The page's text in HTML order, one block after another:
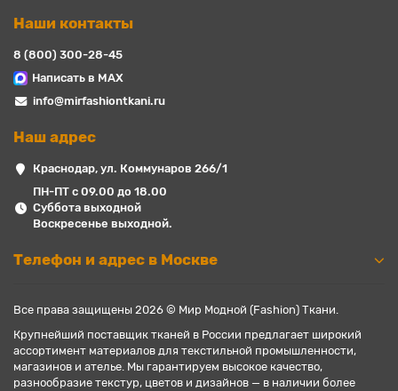
Наши контакты
8 (800) 300-28-45
Написать в MAX
info@mirfashiontkani.ru
Наш адрес
Краснодар, ул. Коммунаров 266/1
ПН-ПТ с 09.00 до 18.00
Суббота выходной
Воскресенье выходной.
Телефон и адрес в Москве
Все права защищены 2026 © Мир Модной (Fashion) Ткани.
Крупнейший поставщик тканей в России предлагает широкий
ассортимент материалов для текстильной промышленности,
магазинов и ателье. Мы гарантируем высокое качество,
разнообразие текстур, цветов и дизайнов — в наличии более